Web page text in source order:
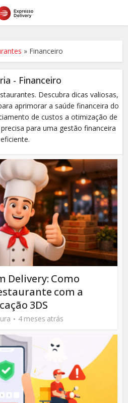
» Financeiro
- Financeiro
Descubra dicas valiosas,
aprimorar a saúde financeira do
de custos a otimização de
para uma gestão financeira
eficiente.
Delivery: Como
com a
3DS
4 meses atrás